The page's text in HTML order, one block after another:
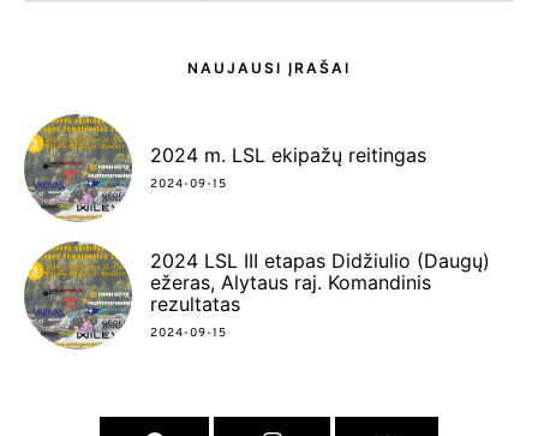
NAUJAUSI ĮRAŠAI
2024 m. LSL ekipažų reitingas
2024-09-15
2024 LSL III etapas Didžiulio (Daugų)
ežeras, Alytaus raj. Komandinis
rezultatas
2024-09-15